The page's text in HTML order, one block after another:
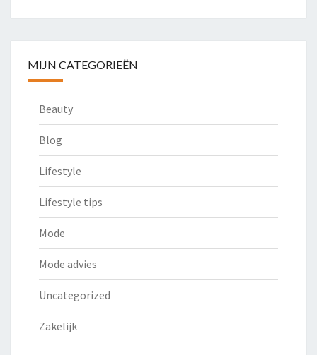
MIJN CATEGORIEËN
Beauty
Blog
Lifestyle
Lifestyle tips
Mode
Mode advies
Uncategorized
Zakelijk